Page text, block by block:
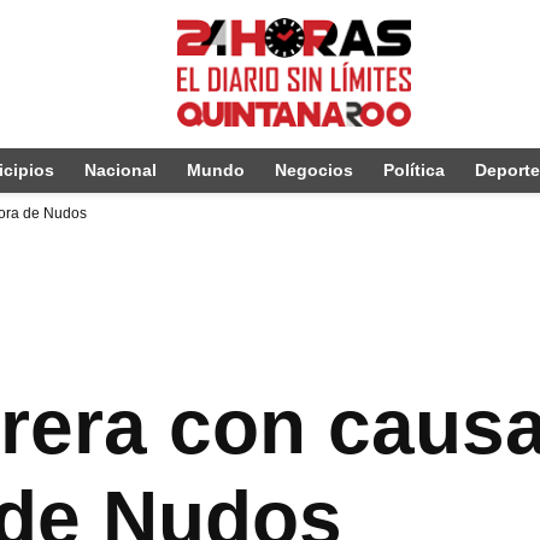
Nacional Mundo Negocios Política
de Nudos
con
Nudos